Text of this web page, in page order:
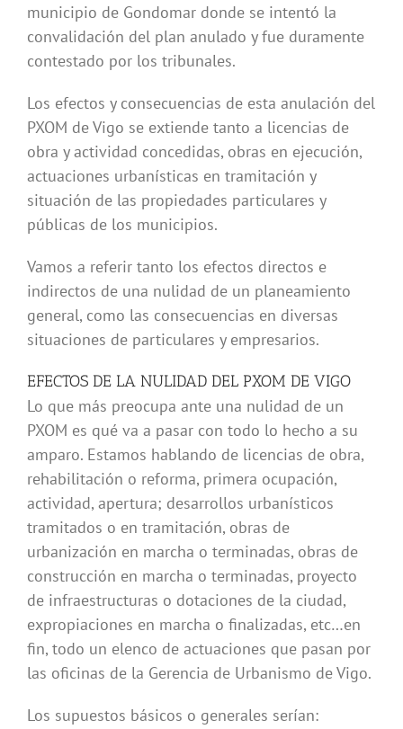
municipio de Gondomar donde se intentó la
convalidación del plan anulado y fue duramente
contestado por los tribunales.
Los efectos y consecuencias de esta anulación del
PXOM de Vigo se extiende tanto a licencias de
obra y actividad concedidas, obras en ejecución,
actuaciones urbanísticas en tramitación y
situación de las propiedades particulares y
públicas de los municipios.
Vamos a referir tanto los efectos directos e
indirectos de una nulidad de un planeamiento
general, como las consecuencias en diversas
situaciones de particulares y empresarios.
EFECTOS DE LA NULIDAD DEL PXOM DE VIGO
Lo que más preocupa ante una nulidad de un
PXOM es qué va a pasar con todo lo hecho a su
amparo. Estamos hablando de licencias de obra,
rehabilitación o reforma, primera ocupación,
actividad, apertura; desarrollos urbanísticos
tramitados o en tramitación, obras de
urbanización en marcha o terminadas, obras de
construcción en marcha o terminadas, proyecto
de infraestructuras o dotaciones de la ciudad,
expropiaciones en marcha o finalizadas, etc…en
fin, todo un elenco de actuaciones que pasan por
las oficinas de la Gerencia de Urbanismo de Vigo.
Los supuestos básicos o generales serían: